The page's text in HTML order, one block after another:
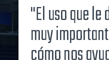
"El uso que le
muy